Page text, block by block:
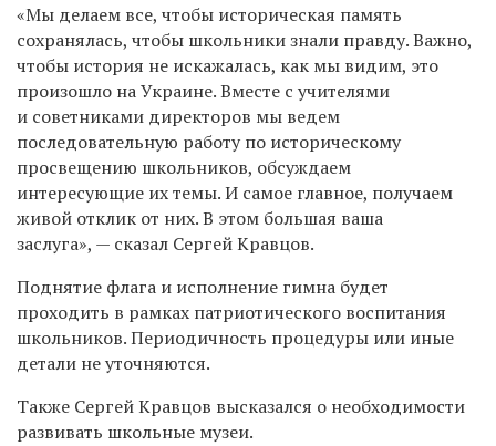
«Мы делаем все, чтобы историческая память
сохранялась, чтобы школьники знали правду. Важно,
чтобы история не искажалась, как мы видим, это
произошло на Украине. Вместе с учителями
и советниками директоров мы ведем
последовательную работу по историческому
просвещению школьников, обсуждаем
интересующие их темы. И самое главное, получаем
живой отклик от них. В этом большая ваша
заслуга», — сказал Сергей Кравцов.
Поднятие флага и исполнение гимна будет
проходить в рамках патриотического воспитания
школьников. Периодичность процедуры или иные
детали не уточняются.
Также Сергей Кравцов высказался о необходимости
развивать школьные музеи.